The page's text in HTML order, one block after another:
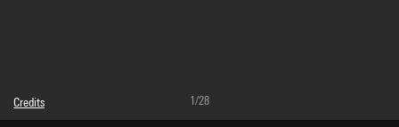
Credits
Caption : Vue de l'installation dans l'exposition "Passages de l'image", Musée
1/28